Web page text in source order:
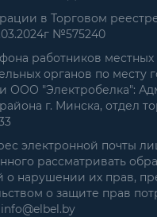
в Торговом
№575240
работников местных
органов по месту
ООО "Электробелка":
г. Минска, отдел
электронной почты
рассматривать
о нарушении их прав,
о защите прав
info@elbel.by